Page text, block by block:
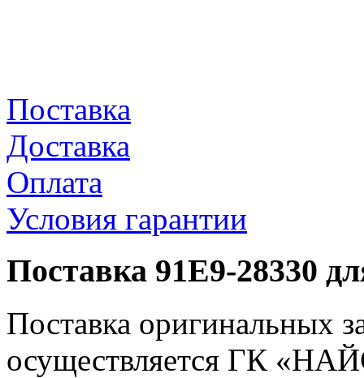
Поставка
Доставка
Оплата
Условия гарантии
Поставка 91E9-28330
Поставка оригинальных
осуществляется ГК